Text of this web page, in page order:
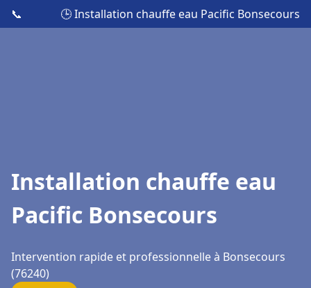
📞 🕒 Installation chauffe eau Pacific Bonsecours
Installation chauffe eau
Pacific Bonsecours
Intervention rapide et professionnelle à Bonsecours
(76240)